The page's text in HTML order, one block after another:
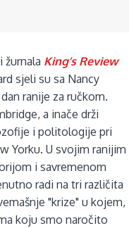
žurnala King’s Review
sjeli su sa Nancy
ranije za ručkom.
a inače drži
i politologije pri
Yorku. U svojim ranijim
i savremenom
radi na tri različita
"krize" u kojem,
koju smo naročito